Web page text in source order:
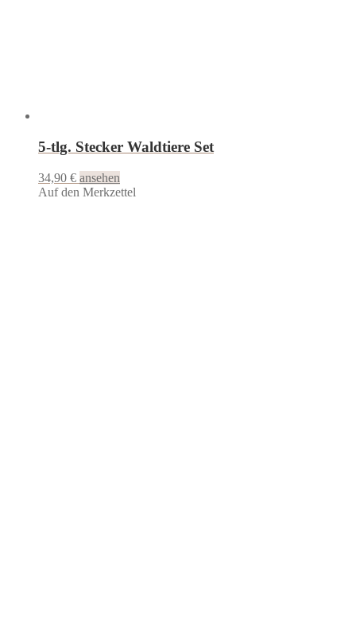
5-tlg. Stecker Waldtiere Set
34,90 € ansehen
Auf den Merkzettel